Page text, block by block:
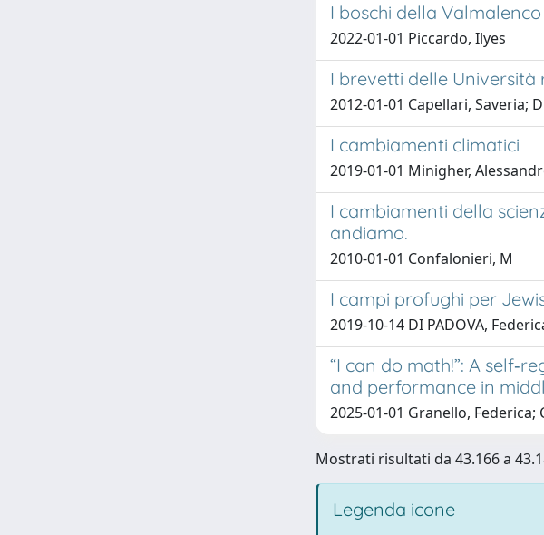
I boschi della
2022-01-01 Piccardo, Ilyes
I brevetti delle
2012-01-01 Capellari, Saveria;
I cambiamenti climatici
2019-01-01 Minigher,
I cambiamenti della
andiamo.
2010-01-01 Confalonieri, M
I campi profughi per
2019-10-14 DI PADOVA,
“I can do math!”: A
and performance in
2025-01-01 Granello,
Mostrati risultati da 43.166 a
Legenda icone